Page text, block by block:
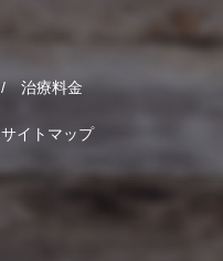
治療料金
サイトマップ